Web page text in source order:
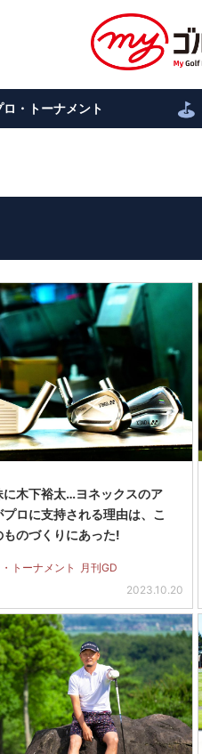
ロ・トーナメント
に木下裕太…ヨネックスのア
プロに支持される理由は、こ
ものづくりにあった!
トーナメント
月刊GD
2023.10.20